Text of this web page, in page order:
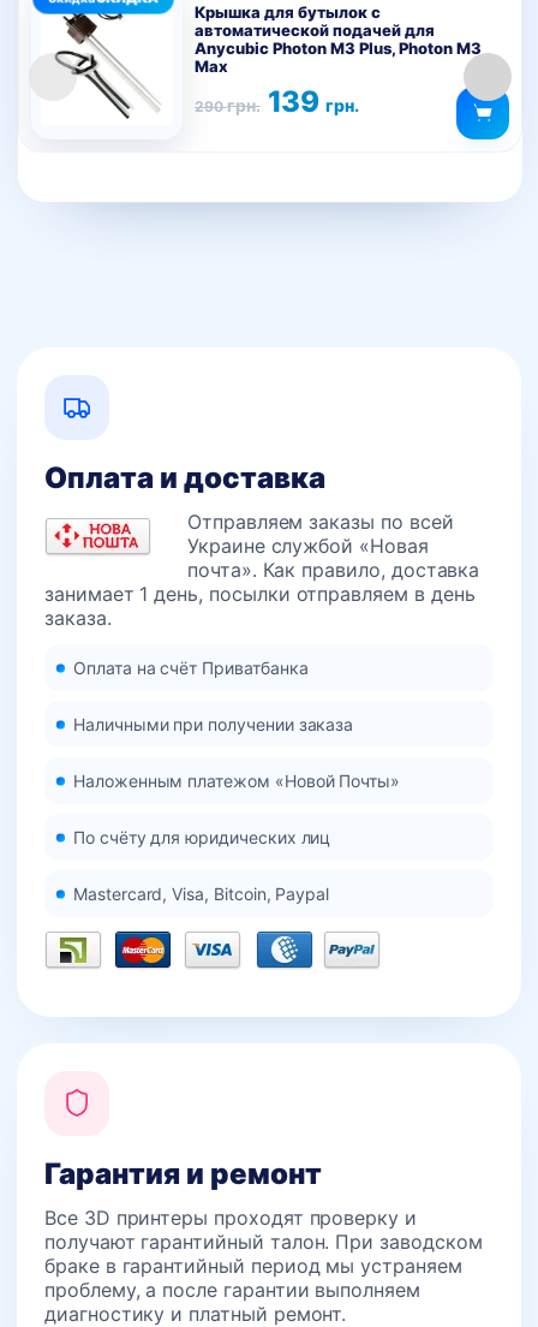
Крышка для бутылок с
автоматической подачей для
Anycubic Photon M3 Plus, Photon M3
Max
290грн.
Первоначальная
цена
139грн.
Текущая
цена:
Оплата и доставка
Отправляем заказы по всей
Украине службой «Новая
почта». Как правило, доставка
занимает 1 день, посылки отправляем в день
заказа.
Оплата на счёт Приватбанка
Наличными при получении заказа
Наложенным платежом «Новой Почты»
По счёту для юридических лиц
Mastercard, Visa, Bitcoin, Paypal
Гарантия и ремонт
Все 3D принтеры проходят проверку и
получают гарантийный талон. При заводском
браке в гарантийный период мы устраняем
проблему, а после гарантии выполняем
диагностику и платный ремонт.